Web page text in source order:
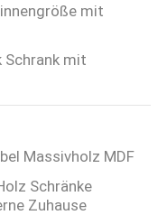
mit
Schrank mit
Massivholz MDF
Schränke
Zuhause